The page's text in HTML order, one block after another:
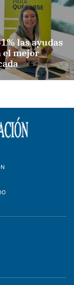
las ayudas
el mejor